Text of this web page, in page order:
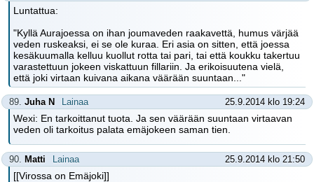
Luntattua:
"Kyllä Aurajoessa on ihan joumaveden raakavettä, humus värjää
veden ruskeaksi, ei se ole kuraa. Eri asia on sitten, että joessa
kesäkuumalla kelluu kuollut rotta tai pari, tai että koukku takertuu
varastettuun jokeen viskattuun fillariin. Ja erikoisuutena vielä,
että joki virtaan kuivana aikana väärään suuntaan..."
89. Juha N Lainaa 25.9.2014 klo 19:24
Wexi: En tarkoittanut tuota. Ja sen väärään suuntaan virtaavan
veden oli tarkoitus palata emäjokeen saman tien.
90. Matti Lainaa 25.9.2014 klo 21:50
[[Virossa on Emäjoki]]